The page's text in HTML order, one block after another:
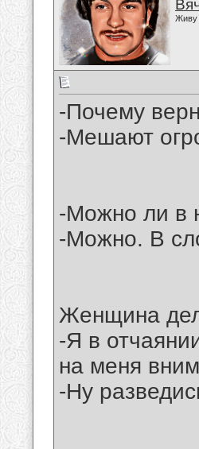
Живу
-Почему
-Мешают
-Можно ли в
-Можно. В
Женщина
-Я в
на меня
-Ну